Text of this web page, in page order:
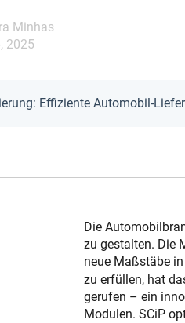
Minhas
2025
Effiziente Automobil-
Die
zu gestalten. Die
neue Maßstäbe
zu erfüllen, hat
gerufen – ein
Modulen. SCiP